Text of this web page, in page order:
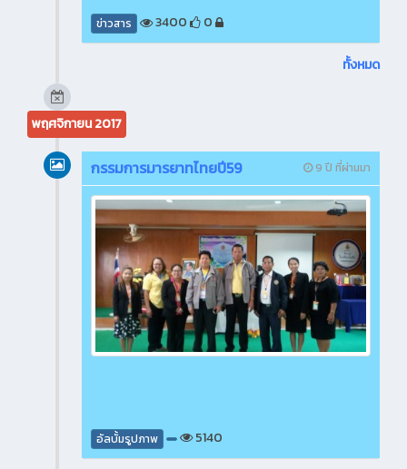
ข่าวสาร 3400 0
ทั้งหมด
พฤศจิกายน 2017
9 ปี ที่ผ่านมา
กรรมการมารยาทไทยปี59
อัลบั้มรูปภาพ 5140